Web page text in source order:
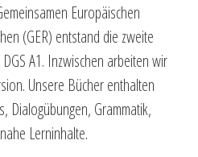
Europäischen
(GER) entstand die zweite
A1. Inzwischen arbeiten wir
Unsere Bücher enthalten
Dialogübungen, Grammatik,
Lerninhalte.